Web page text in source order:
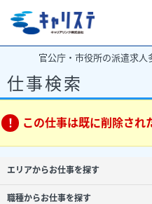
官公庁・市役所の派遣求人
仕事検索
この仕事は既に削除され
エリアからお仕事を探す
職種からお仕事を探す